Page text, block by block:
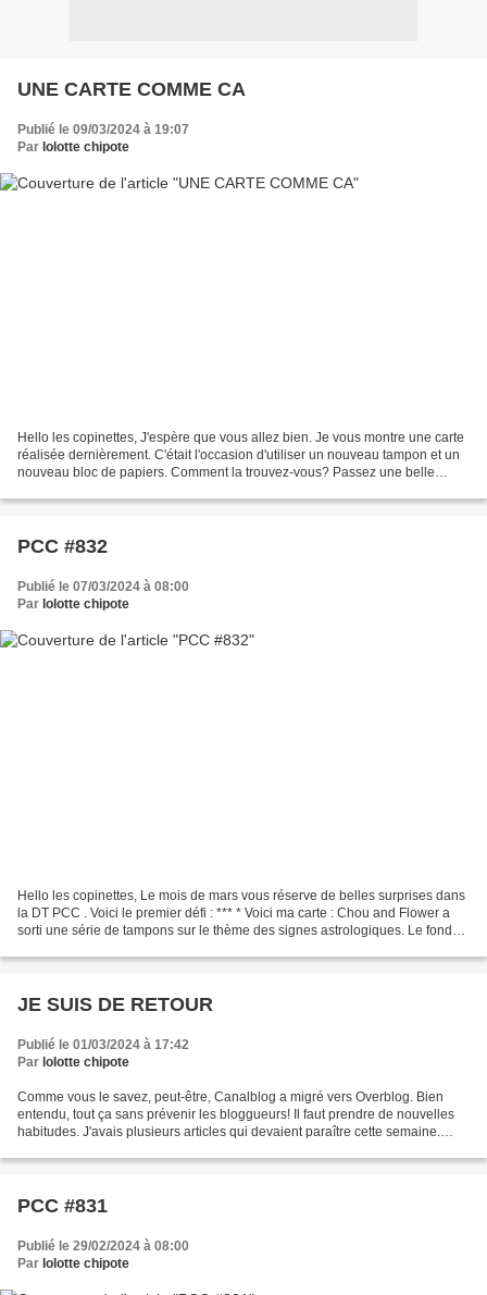
UNE CARTE COMME CA
Publié le 09/03/2024 à 19:07
Par lolotte chipote
Hello les copinettes, J'espère que vous allez bien. Je vous montre une carte
réalisée dernièrement. C'était l'occasion d'utiliser un nouveau tampon et un
nouveau bloc de papiers. Comment la trouvez-vous? Passez une belle
PCC #832
Publié le 07/03/2024 à 08:00
Par lolotte chipote
Hello les copinettes, Le mois de mars vous réserve de belles surprises dans
la DT PCC . Voici le premier défi : *** * Voici ma carte : Chou and Flower a
sorti une série de tampons sur le thème des signes astrologiques. Le fond
JE SUIS DE RETOUR
Publié le 01/03/2024 à 17:42
Par lolotte chipote
Comme vous le savez, peut-être, Canalblog a migré vers Overblog. Bien
entendu, tout ça sans prévenir les bloggueurs! Il faut prendre de nouvelles
habitudes. J'avais plusieurs articles qui devaient paraître cette semaine.
PCC #831
Publié le 29/02/2024 à 08:00
Par lolotte chipote